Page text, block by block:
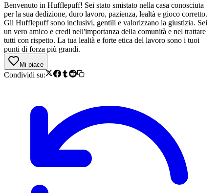
Benvenuto in Hufflepuff! Sei stato smistato nella casa conosciuta
per la sua dedizione, duro lavoro, pazienza, lealtà e gioco corretto.
Gli Hufflepuff sono inclusivi, gentili e valorizzano la giustizia. Sei
un vero amico e credi nell'importanza della comunità e nel trattare
tutti con rispetto. La tua lealtà e forte etica del lavoro sono i tuoi
punti di forza più grandi.
Mi piace
Condividi su: